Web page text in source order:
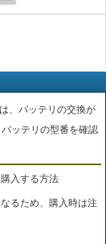
、バッテリの交換が
ッテリの型番を確認
入する方法
るため、購入時は注